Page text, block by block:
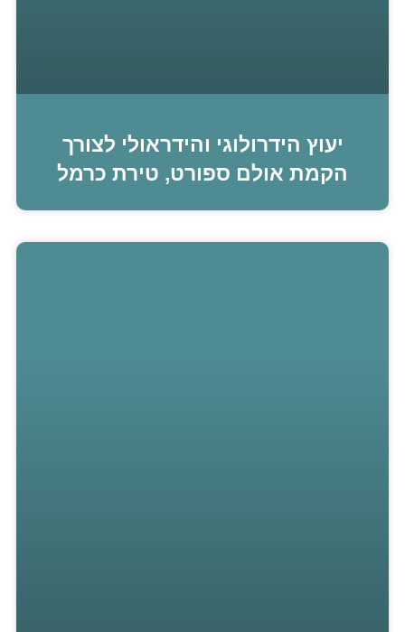
יעוץ הידרולוגי והידראולי לצורך
הקמת אולם ספורט, טירת כרמל